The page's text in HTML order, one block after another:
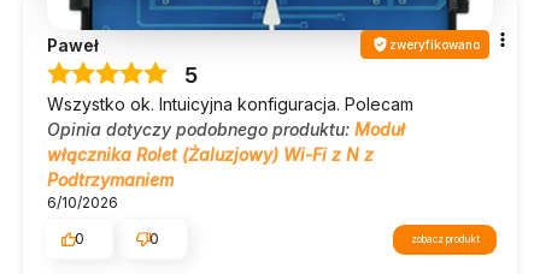
Paweł zweryfikowano
5
Wszystko ok. Intuicyjna konfiguracja. Polecam
Opinia dotyczy podobnego produktu: Moduł
włącznika Rolet (Żaluzjowy) Wi-Fi z N z
Podtrzymaniem
6/10/2026
0
0 zobacz produkt